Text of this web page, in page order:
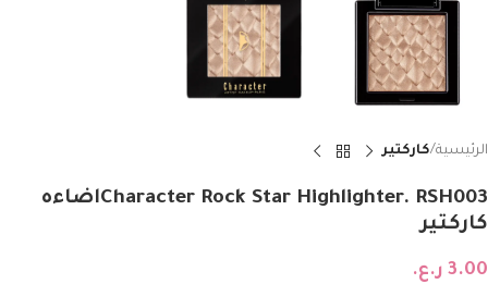
الرئيسية كاركتير
‏Character Rock Star Highlighter. RSH003اضاءه
كاركتير
3.00 ر.ع.